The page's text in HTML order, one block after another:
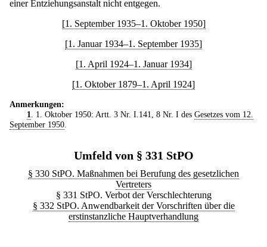
einer Entziehungsanstalt nicht entgegen.
[1. September 1935–1. Oktober 1950]
[1. Januar 1934–1. September 1935]
[1. April 1924–1. Januar 1934]
[1. Oktober 1879–1. April 1924]
Anmerkungen:
1
. 1. Oktober 1950: Artt. 3 Nr. I.141, 8 Nr. I des Gesetzes vom 12.
September 1950
Umfeld von § 331 StPO
§ 330 StPO. Maßnahmen bei Berufung des gesetzlichen
Vertreters
§ 331 StPO. Verbot der Verschlechterung
§ 332 StPO. Anwendbarkeit der Vorschriften über die
erstinstanzliche Hauptverhandlung